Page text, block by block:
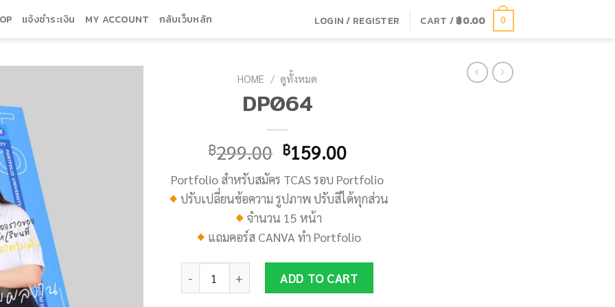
แจ้งชำระเงิน MY ACCOUNT กลับเว็บหลัก LOGIN / REGISTER CART /฿0.00 0
HOME / ดูทั้งหมด
DP064
฿299.00 ฿159.00
Portfolio สำหรับสมัคร TCAS รอบ Portfolio
ปรับเปลี่ยนข้อความ รูปภาพ ปรับสีได้ทุกส่วน
จำนวน 15 หน้า
แถมคอร์สCANVA ทำ Portfolio
ADD TO CART